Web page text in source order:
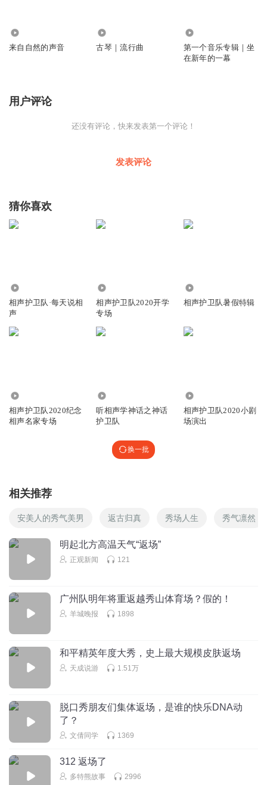
来自自然的声音 古琴｜流行曲
第一个音乐专辑｜坐
在新年的一幕
用户评论
还没有评论，快来发表第一个评论！
发表评论
猜你喜欢
相声护卫队·每天说相
声
相声护卫队2020开学
专场
相声护卫队暑假特辑
相声护卫队2020纪念
相声名家专场
听相声学神话之神话
护卫队
相声护卫队2020小剧
场演出
换一批
相关推荐
安美人的秀气美男 返古归真 秀场人生 秀气凛然
明起北方高温天气“返场”
正观新闻 121
广州队明年将重返越秀山体育场？假的！
羊城晚报 1898
和平精英年度大秀，史上最大规模皮肤返场
天成说游 1.51万
脱口秀朋友们集体返场，是谁的快乐DNA动
了？
文倩同学 1369
312 返场了
多特熊故事 2996